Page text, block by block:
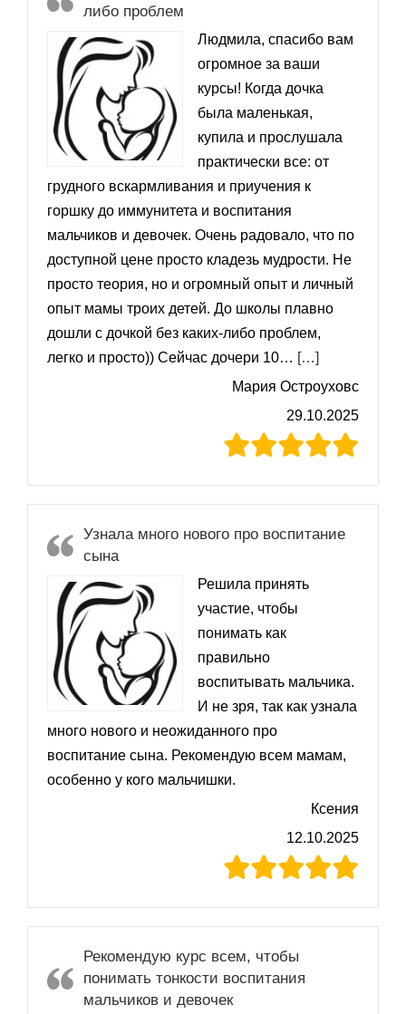
либо проблем
Людмила, спасибо вам
огромное за ваши
курсы! Когда дочка
была маленькая,
купила и прослушала
практически все: от
грудного вскармливания и приучения к
горшку до иммунитета и воспитания
мальчиков и девочек. Очень радовало, что по
доступной цене просто кладезь мудрости. Не
просто теория, но и огромный опыт и личный
опыт мамы троих детей. До школы плавно
дошли с дочкой без каких-либо проблем,
легко и просто)) Сейчас дочери 10…
[…]
Мария Остроуховс
29.10.2025
Узнала много нового про воспитание
сына
Решила принять
участие, чтобы
понимать как
правильно
воспитывать мальчика.
И не зря, так как узнала
много нового и неожиданного про
воспитание сына. Рекомендую всем мамам,
особенно у кого мальчишки.
Ксения
12.10.2025
Рекомендую курс всем, чтобы
понимать тонкости воспитания
мальчиков и девочек